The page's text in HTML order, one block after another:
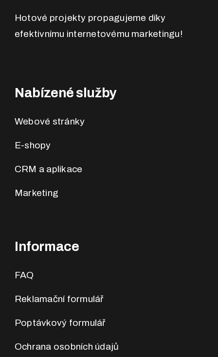
Hotové projekty propagujeme díky
efektivnímu internetovému marketingu!
Nabízené služby
Webové stránky
E-shopy
CRM a aplikace
Marketing
Informace
FAQ
Reklamační formulář
Poptávkový formulář
Ochrana osobních údajů